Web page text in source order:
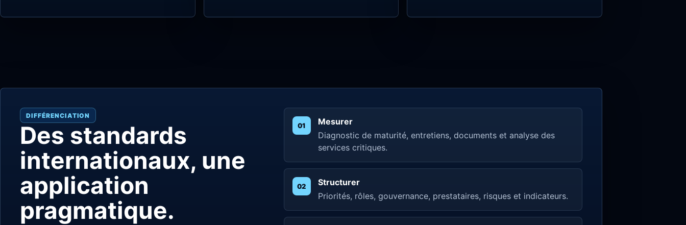
DIFFÉRENCIATION
Des standards
internationaux, une
application
pragmatique.
Mesurer
Diagnostic de maturité, entretiens, documents et analyse des
services critiques.
Structurer
Priorités, rôles, gouvernance, prestataires, risques et indicateurs.